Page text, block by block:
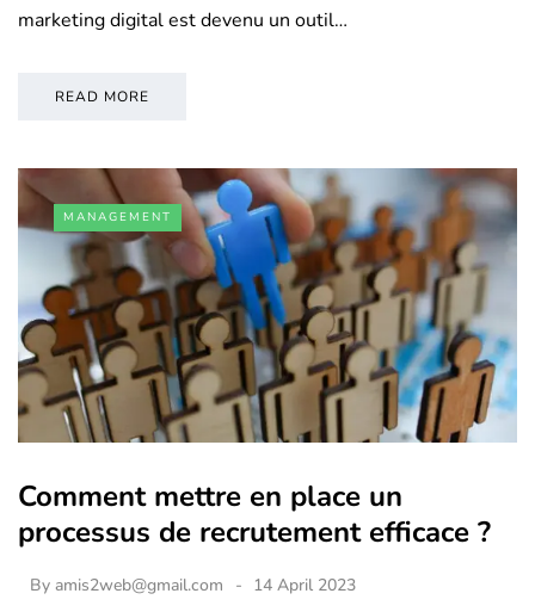
marketing digital est devenu un outil…
READ MORE
MANAGEMENT
Comment mettre en place un
processus de recrutement efficace ?
By amis2web@gmail.com 14 April 2023